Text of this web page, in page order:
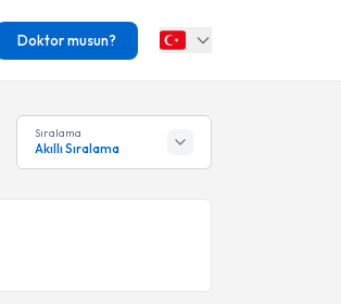
Doktor musun?
Sıralama
Akıllı Sıralama